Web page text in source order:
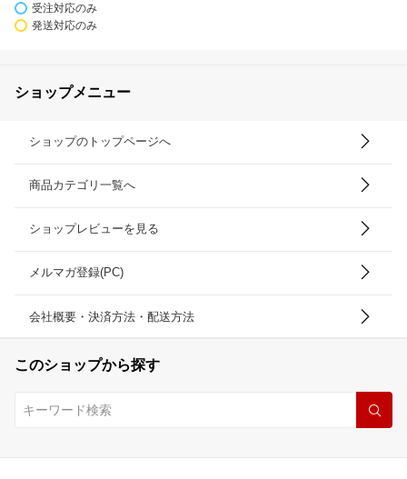
受注対応のみ
発送対応のみ
ショップメニュー
ショップのトップページへ
商品カテゴリ一覧へ
ショップレビューを見る
メルマガ登録(PC)
会社概要・決済方法・配送方法
このショップから探す